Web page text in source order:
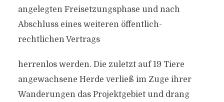
angelegten Freisetzungsphase und nach
Abschluss eines weiteren öffentlich-
rechtlichen Vertrags
herrenlos werden. Die zuletzt auf 19 Tiere
angewachsene Herde verließ im Zuge ihrer
Wanderungen das Projektgebiet und drang